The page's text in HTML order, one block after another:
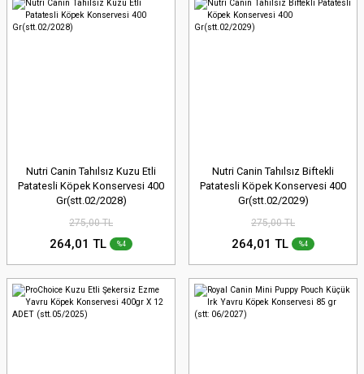
Nutri Canin Tahılsız Kuzu Etli
Patatesli Köpek Konservesi 400
Gr(stt.02/2028)
275,00 TL
264,01 TL %4
Nutri Canin Tahılsız Biftekli
Patatesli Köpek Konservesi 400
Gr(stt.02/2029)
275,00 TL
264,01 TL %4